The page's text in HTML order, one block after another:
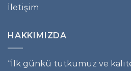
İletişim
HAKKIMIZDA
“İlk günkü tutkumuz ve kalite